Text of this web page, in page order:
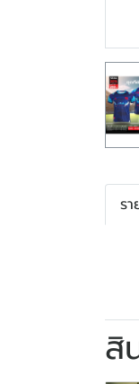
ร
สิ